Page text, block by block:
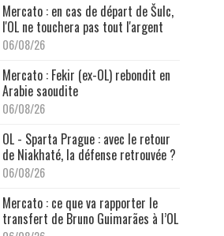
Mercato : en cas de départ de Šulc,
l'OL ne touchera pas tout l'argent
06/08/26
Mercato : Fekir (ex-OL) rebondit en
Arabie saoudite
06/08/26
OL - Sparta Prague : avec le retour
de Niakhaté, la défense retrouvée ?
06/08/26
Mercato : ce que va rapporter le
transfert de Bruno Guimarães à l’OL